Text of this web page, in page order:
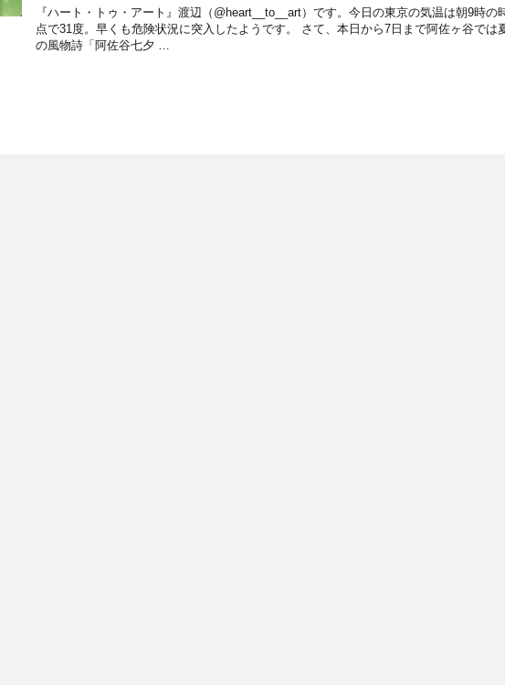
『ハート・トゥ・アート』渡辺（@heart__to__art）です。今日の東京の気温は朝9時の
点で31度。早くも危険状況に突入したようです。 さて、本日から7日まで阿佐ヶ谷では
の風物詩「阿佐谷七夕 …